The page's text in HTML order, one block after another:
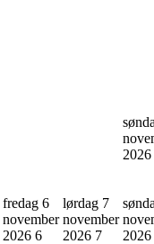
2026
fredag 6
november
2026 6
lørdag 7
november
2026 7
2026